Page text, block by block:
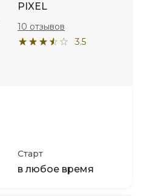
PIXEL
3.5
10 отзывов
Старт
в любое время